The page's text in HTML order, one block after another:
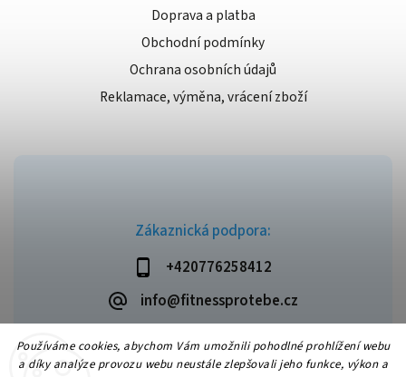
Používáme cookies, abychom Vám umožnili pohodlné prohlížení webu
a díky analýze provozu webu neustále zlepšovali jeho funkce, výkon a
Zákaznická podpora:
+420776258412
info@fitnessprotebe.cz
Doprava a platba
Obchodní podmínky
Ochrana osobních údajů
Reklamace, výměna, vrácení zboží